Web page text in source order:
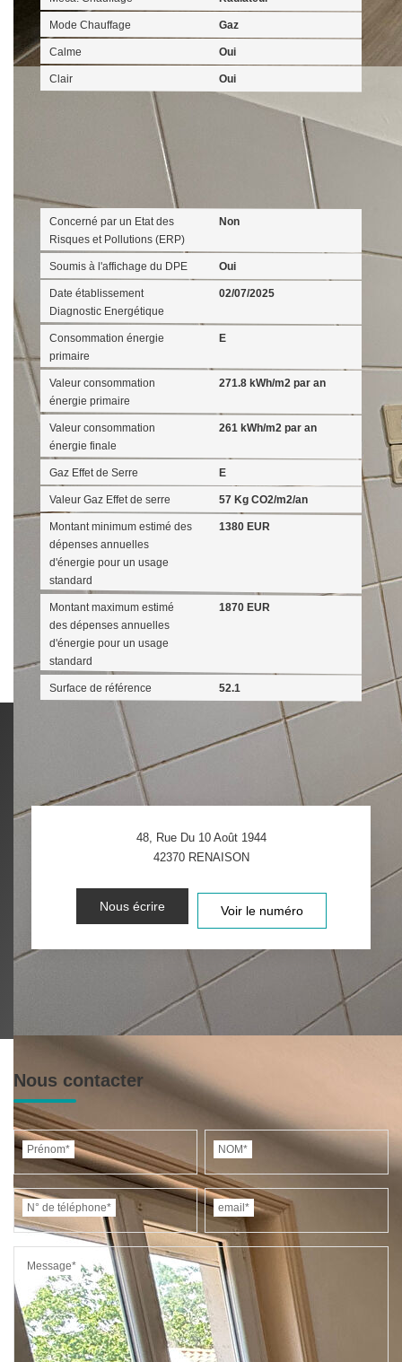
Mode Chauffage Gaz
Calme Oui
Clair Oui
Concerné par un Etat des
Risques et Pollutions (ERP)
Non
Soumis à l'affichage du DPE Oui
Date établissement
Diagnostic Energétique
02/07/2025
Consommation énergie
primaire
E
Valeur consommation
énergie primaire
271.8 kWh/m2 par an
Valeur consommation
énergie finale
261 kWh/m2 par an
Gaz Effet de Serre E
Valeur Gaz Effet de serre 57 Kg CO2/m2/an
Montant minimum estimé des
dépenses annuelles
d'énergie pour un usage
standard
1380 EUR
Montant maximum estimé
des dépenses annuelles
d'énergie pour un usage
standard
1870 EUR
Surface de référence 52.1
48, Rue Du 10 Août 1944
42370 RENAISON
Nous écrire Voir le numéro
Nous contacter
Prénom* NOM*
N° de téléphone* email*
Message*